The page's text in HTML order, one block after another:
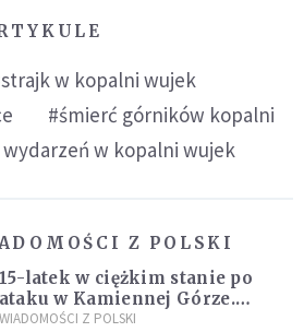
w kopalni wujek
#śmierć górników kopalni
w kopalni wujek
Z POLSKI
15-latek w ciężkim stanie po
ataku w Kamiennej Górze.
Policja zatrzymała dwóch
WIADOMOŚCI Z POLSKI